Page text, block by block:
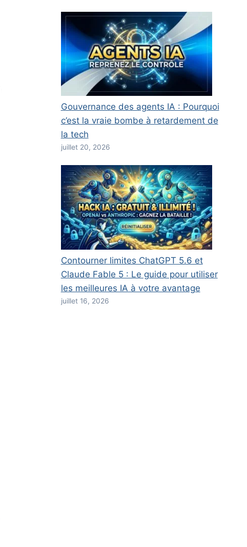
Gouvernance des agents IA : Pourquoi
c’est la vraie bombe à retardement de
la tech
juillet 20, 2026
Contourner limites ChatGPT 5.6 et
Claude Fable 5 : Le guide pour utiliser
les meilleures IA à votre avantage
juillet 16, 2026